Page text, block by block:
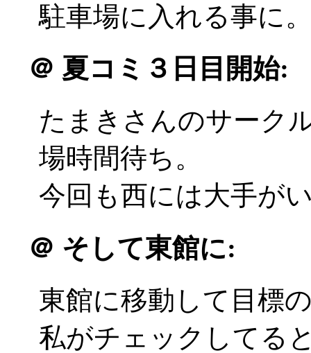
駐車場に入れる事に
＠ 夏コミ３日目開始:
たまきさんのサーク
場時間待ち。
今回も西には大手が
＠ そして東館に:
東館に移動して目標
私がチェックしてる